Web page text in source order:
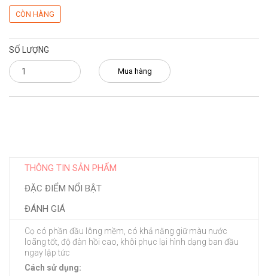
CÒN HÀNG
SỐ LƯỢNG
Mua hàng
THÔNG TIN SẢN PHẨM
ĐẶC ĐIỂM NỔI BẬT
ĐÁNH GIÁ
Cọ có phần đầu lông mềm, có khả năng giữ màu nước
loãng tốt, độ đàn hồi cao, khôi phục lại hình dạng ban đầu
ngay lập tức
Cách sử dụng: